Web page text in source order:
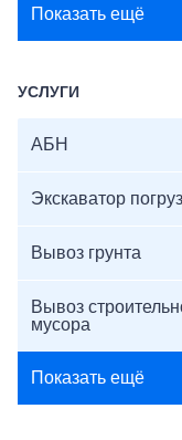
Показать ещё
УСЛУГИ
АБН
Экскаватор
Вывоз грунта
Вывоз
мусора
Показать ещё